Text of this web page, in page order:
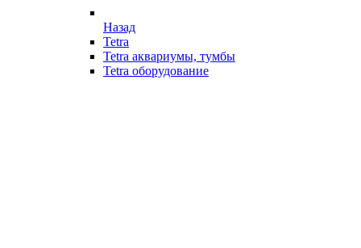
Назад
Tetra
Tetra аквариумы, тумбы
Tetra оборудование